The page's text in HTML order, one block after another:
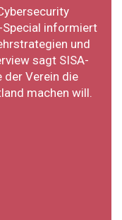
Special informiert
und
sagt SISA-
der Verein die
machen will.